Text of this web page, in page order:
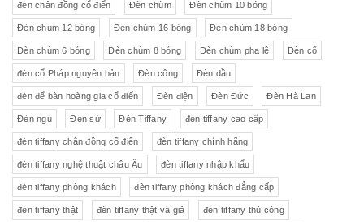
đèn chân đồng cổ điển Đèn chùm Đèn chùm 10 bóng
Đèn chùm 12 bóng Đèn chùm 16 bóng Đèn chùm 18 bóng
Đèn chùm 6 bóng Đèn chùm 8 bóng Đèn chùm pha lê Đèn cổ
đèn cổ Pháp nguyên bản Đèn công Đèn dầu
đèn để bàn hoàng gia cổ điển Đèn điện Đèn Đức Đèn Hà Lan
Đèn ngủ Đèn sứ Đèn Tiffany đèn tiffany cao cấp
đèn tiffany chân đồng cổ điển đèn tiffany chính hãng
đèn tiffany nghệ thuật châu Âu đèn tiffany nhập khẩu
đèn tiffany phòng khách đèn tiffany phòng khách đẳng cấp
đèn tiffany thật đèn tiffany thật và giả đèn tiffany thủ công